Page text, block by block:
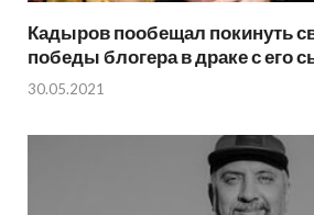
Кадыров пообещал покинуть
победы блогера в драке с его
30.05.2021